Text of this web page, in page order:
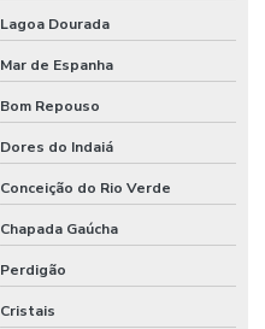
Lagoa Dourada
Mar de Espanha
Bom Repouso
Dores do Indaiá
Conceição do Rio Verde
Chapada Gaúcha
Perdigão
Cristais